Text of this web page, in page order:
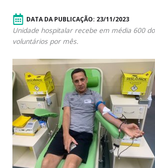
DATA DA PUBLICAÇÃO: 23/11/2023
Unidade hospitalar recebe em média 600
voluntários por mês.